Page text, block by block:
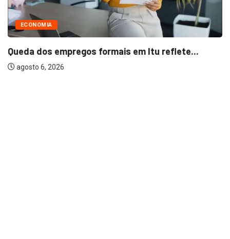
ECONOMIA
Queda dos empregos formais em Itu reflete...
agosto 6, 2026